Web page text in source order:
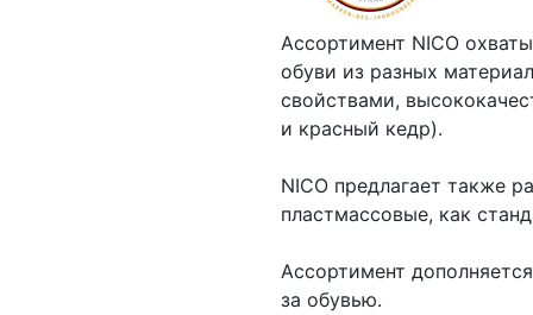
Ассортимент NICO
обуви из разных
свойствами,
и красный кедр).
NICO предлагает также
пластмассовые, как
Ассортимент
за обувью.